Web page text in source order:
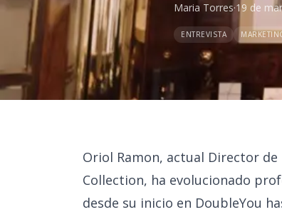
Maria Torres·19 de
ENTREVISTA
Oriol Ramon, actual Director
Collection, ha evolucionado
desde su inicio en DoubleYou